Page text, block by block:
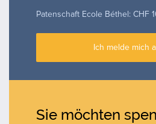
Patenschaft Ecole Béthel: CHF
Ich melde mich
Sie möchten